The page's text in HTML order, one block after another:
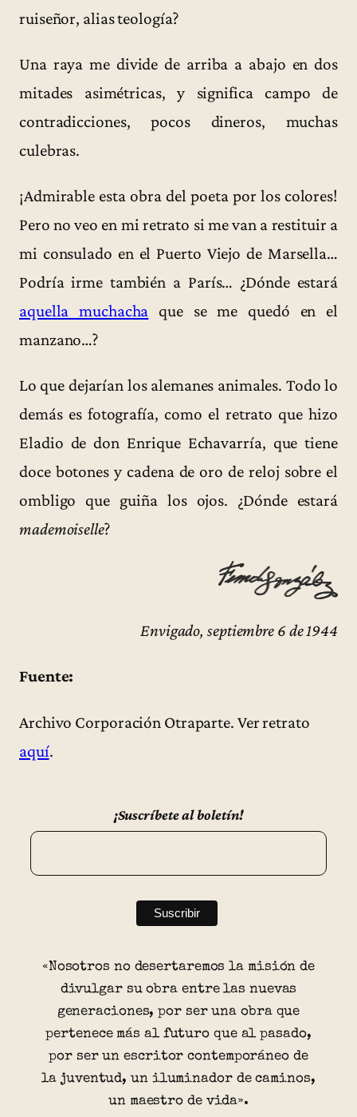
ruiseñor, alias teología?
Una raya me divide de arriba a abajo en dos
mitades asimétricas, y significa campo de
contradicciones, pocos dineros, muchas
culebras.
¡Admirable esta obra del poeta por los colores!
Pero no veo en mi retrato si me van a restituir a
mi consulado en el Puerto Viejo de Marsella…
Podría irme también a París… ¿Dónde estará
aquella muchacha que se me quedó en el
manzano…?
Lo que dejarían los alemanes animales. Todo lo
demás es fotografía, como el retrato que hizo
Eladio de don Enrique Echavarría, que tiene
doce botones y cadena de oro de reloj sobre el
ombligo que guiña los ojos. ¿Dónde estará
mademoiselle?
Envigado, septiembre 6 de 1944
Fuente:
Archivo Corporación Otraparte. Ver retrato
aquí.
¡Suscríbete al boletín!
«Nosotros no desertaremos la misión de
divulgar su obra entre las nuevas
generaciones, por ser una obra que
pertenece más al futuro que al pasado,
por ser un escritor contemporáneo de
la juventud, un iluminador de caminos,
un maestro de vida».